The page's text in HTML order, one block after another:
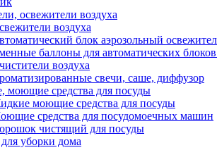
освежители воздуха
воздуха
блок аэрозольный
баллоны для автоматических
воздуха
свечи, саше, диффузор
моющие средства для посуды
моющие средства для посуды
средства для посудомоечных машин
чистящий для посуды
уборки дома